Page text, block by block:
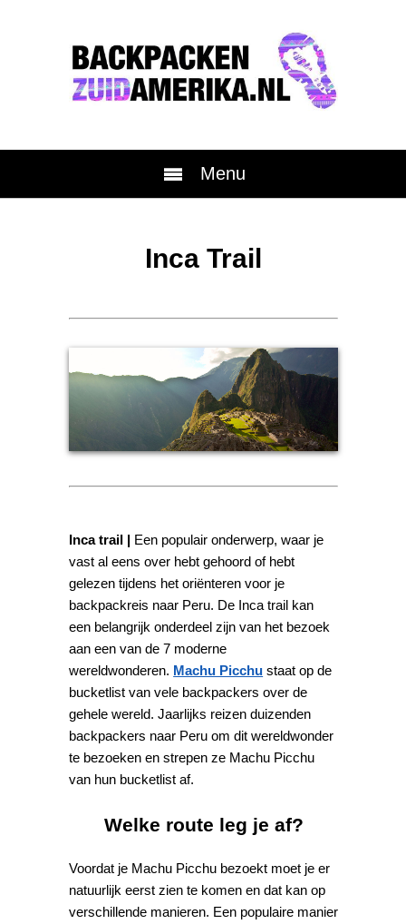
Menu
Inca Trail
Inca trail | Een populair onderwerp, waar je
vast al eens over hebt gehoord of hebt
gelezen tijdens het oriënteren voor je
backpackreis naar Peru. De Inca trail kan
een belangrijk onderdeel zijn van het bezoek
aan een van de 7 moderne
wereldwonderen. Machu Picchu staat op de
bucketlist van vele backpackers over de
gehele wereld. Jaarlijks reizen duizenden
backpackers naar Peru om dit wereldwonder
te bezoeken en strepen ze Machu Picchu
van hun bucketlist af.
Welke route leg je af?
Voordat je Machu Picchu bezoekt moet je er
natuurlijk eerst zien te komen en dat kan op
verschillende manieren. Een populaire manier